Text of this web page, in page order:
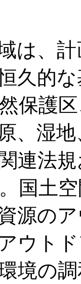
は、
久的
保護
、湿
連法
国土
源の
ウト
境の